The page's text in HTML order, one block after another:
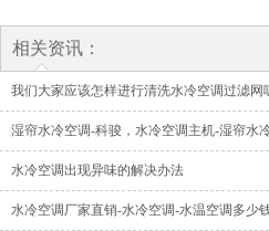
相关资讯：
我们大家应该怎样进行清洗水冷空调过滤网
湿帘水冷空调-科骏，水冷空调主机-湿帘水
水冷空调出现异味的解决办法
水冷空调厂家直销-水冷空调-水温空调多少